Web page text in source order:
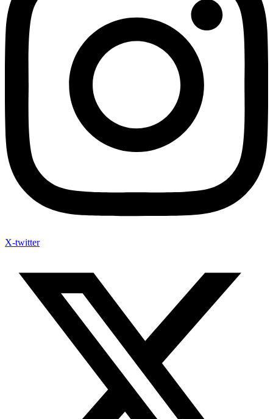
X-twitter